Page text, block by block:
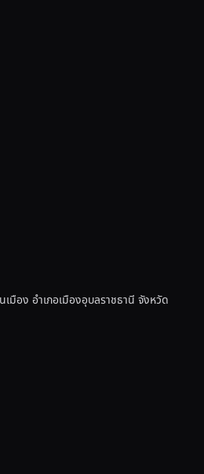
มือง อำเภอเมืองอุบลราชธานี จังหวัด